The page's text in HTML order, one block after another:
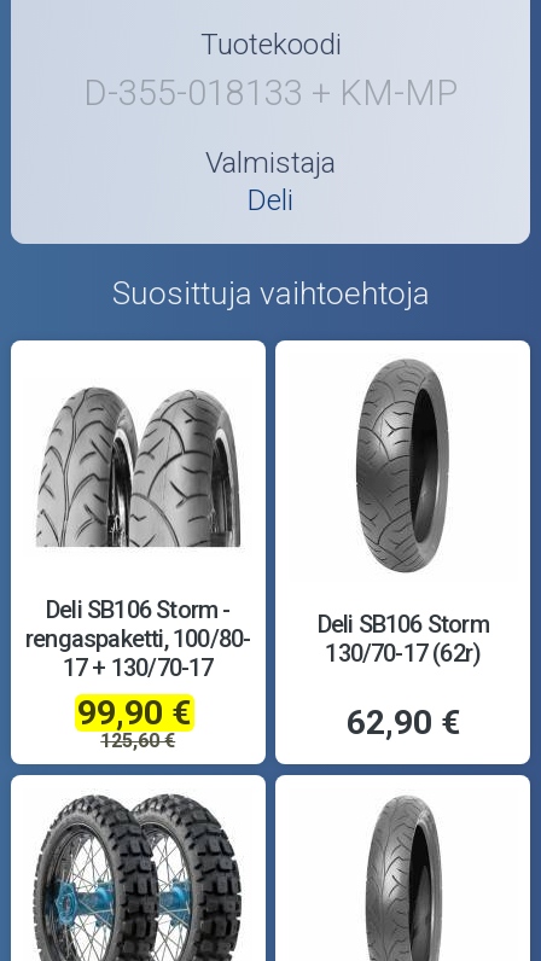
Tuotekoodi
D-355-018133 + KM-MP
Valmistaja
Deli
Suosittuja vaihtoehtoja
Deli SB106 Storm -
rengaspaketti, 100/80-
17 + 130/70-17
99,90 €
125,60 €
Deli SB106 Storm
130/70-17 (62r)
62,90 €